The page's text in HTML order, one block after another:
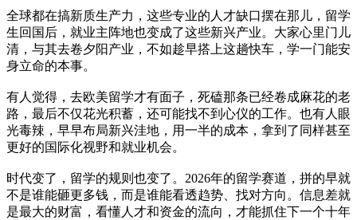
全球都在搞新质生产力，这些专业的人才缺口摆在那儿，留学
生回国后，就业主阵地也变成了这些新兴产业。大家心里门儿
清，与其去卷夕阳产业，不如趁早搭上这趟快车，学一门能安
身立命的本事。
有人觉得，去欧美留学才有面子，死磕那条已经卷成麻花的老
路，最后不仅花光积蓄，还可能找不到心仪的工作。也有人眼
光毒辣，早早布局新兴洼地，用一半的成本，拿到了同样甚至
更好的国际化视野和就业机会。
时代变了，留学的规则也变了。2026年的留学赛道，拼的早就
不是谁能砸更多钱，而是谁能看透趋势、找对方向。信息差就
是最大的财富，看懂人才和资金的流向，才能抓住下一个十年